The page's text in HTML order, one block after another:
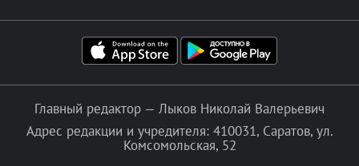
Главный редактор — Лыков Николай Валерьевич
Адрес редакции и учредителя: 410031, Саратов, ул.
Комсомольская, 52